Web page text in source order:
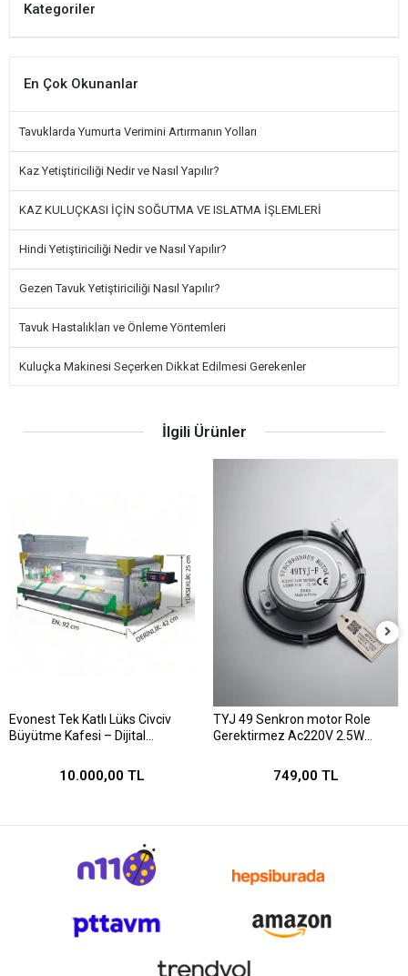
Kategoriler
En Çok Okunanlar
Tavuklarda Yumurta Verimini Artırmanın Yolları
Kaz Yetiştiriciliği Nedir ve Nasıl Yapılır?
KAZ KULUÇKASI İÇİN SOĞUTMA VE ISLATMA İŞLEMLERİ
Hindi Yetiştiriciliği Nedir ve Nasıl Yapılır?
Gezen Tavuk Yetiştiriciliği Nasıl Yapılır?
Tavuk Hastalıkları ve Önleme Yöntemleri
Kuluçka Makinesi Seçerken Dikkat Edilmesi Gerekenler
İlgili Ürünler
Evonest Tek Katlı Lüks Civciv
Büyütme Kafesi – Dijital
Suluklu 92x15x42 cm Anakucağı
10.000,00 TL
TYJ 49 Senkron motor Role
Gerektirmez Ac220V 2.5W
749,00 TL